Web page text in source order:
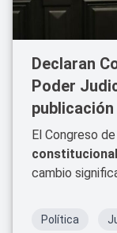
Declaran
Poder
publicación
El Congreso
constitucional
cambio
judiciales de
Política